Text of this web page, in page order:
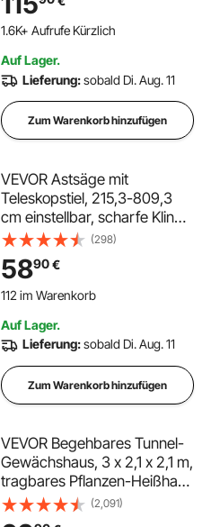
Sandwagen aus Aluminium
685 bis 1135 mm Einstellbare
den Strand
1.6K+ Aufrufe Kürzlich
Auf Lager.
Lieferung:sobald Di. Aug. 11
Zum Warenkorb hinzufügen
VEVOR Astsäge mit
Teleskopstiel, 215,3-809,3
cm einstellbar, scharfe Klinge
aus 65Mn-Stahl, leichte
Stange aus Fiberglas,
Teleskop Baumsäge zum
Beschneiden hoher Äste,
(298)
5890€
112 im Warenkorb
2.7K+ Aufrufe Kürzlich
2.7K+ Aufrufe Kürzlich
Auf Lager.
Lieferung:sobald Di. Aug. 11
Zum Warenkorb hinzufügen
VEVOR Begehbares Tunnel-
Gewächshaus, 3 x 2,1 x 2,1 m,
tragbares Pflanzen-Heißhaus
mit verzinkten Stahlrahmen, 1
Oberbalken, diagonale
(2,091)